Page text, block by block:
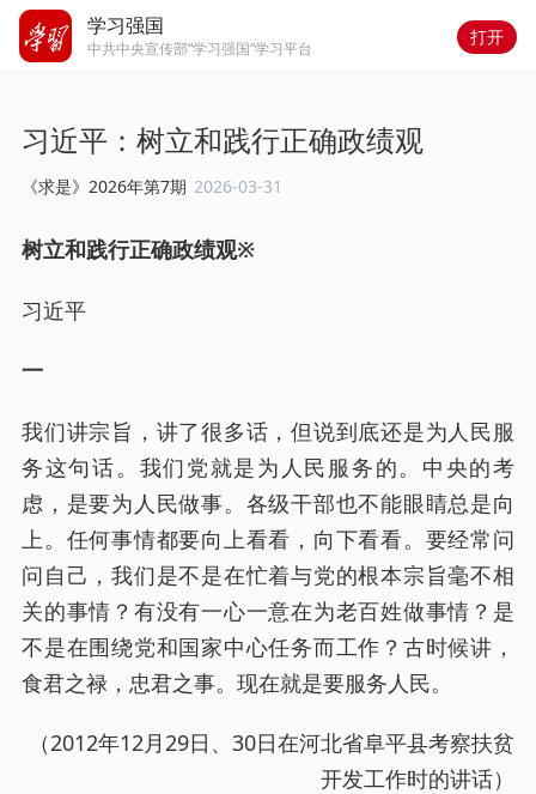
学习强国
中共中央宣传部“学习强国”学习平台
打开
习近平：树立和践行正确政绩观
《求是》2026年第7期 2026-03-31
树立和践行正确政绩观※
习近平
一
我们讲宗旨，讲了很多话，但说到底还是为人民服
务这句话。我们党就是为人民服务的。中央的考
虑，是要为人民做事。各级干部也不能眼睛总是向
上。任何事情都要向上看看，向下看看。要经常问
问自己，我们是不是在忙着与党的根本宗旨毫不相
关的事情？有没有一心一意在为老百姓做事情？是
不是在围绕党和国家中心任务而工作？古时候讲，
食君之禄，忠君之事。现在就是要服务人民。
（2012年12月29日、30日在河北省阜平县考察扶贫
开发工作时的讲话）